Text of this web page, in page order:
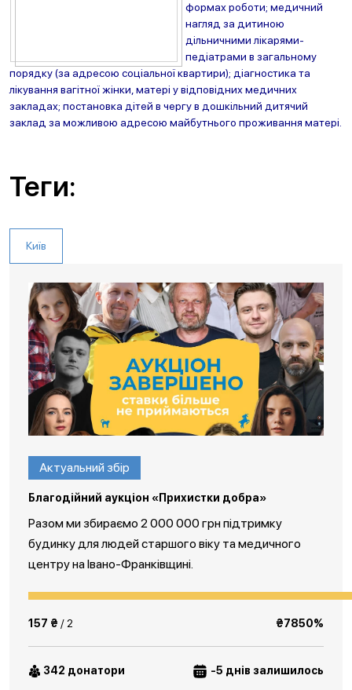
формах роботи; медичний
нагляд за дитиною
дільничними лікарями-
педіатрами в загальному
порядку (за адресою соціальної квартири); діагностика та
лікування вагітної жінки, матері у відповідних медичних
закладах; постановка дітей в чергу в дошкільний дитячий
заклад за можливою адресою майбутнього проживання матері.
Теги:
Київ
Актуальний збір
Благодійний аукціон «Прихистки добра»
Разом ми збираємо 2 000 000 грн підтримку
будинку для людей старшого віку та медичного
центру на Івано-Франківщині.
157 ₴ / 2 ₴7850%
342 донатори -5 днів залишилось